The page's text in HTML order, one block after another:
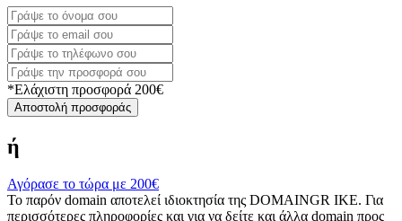
*Ελάχιστη προσφορά 200€
Αποστολή προσφοράς
ή
Αγόρασε το τώρα με 200€
Το παρόν domain αποτελεί ιδιοκτησία της DOMAINGR ΙΚΕ. Για
περισσότερες πληροφορίες και για να δείτε και άλλα domain προς